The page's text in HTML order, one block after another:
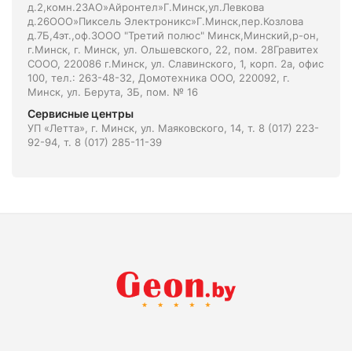
д.2,комн.2ЗАО»Айронтел»Г.Минск,ул.Левкова
д.26ООО»Пиксель Электроникс»Г.Минск,пер.Козлова
д.7Б,4эт.,оф.3ООО "Третий полюс" Минск,Минский,р-он,
г.Минск, г. Минск, ул. Ольшевского, 22, пом. 28Гравитех
СООО, 220086 г.Минск, ул. Славинского, 1, корп. 2а, офис
100, тел.: 263-48-32, Домотехника ООО, 220092, г.
Минск, ул. Берута, 3Б, пом. № 16
Сервисные центры
УП «Летта», г. Минск, ул. Маяковского, 14, т. 8 (017) 223-
92-94, т. 8 (017) 285-11-39